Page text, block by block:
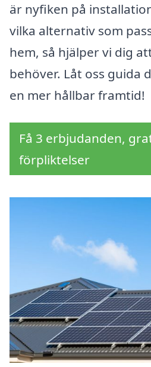
är nyfiken på
vilka alternativ som
hem, så hjälper vi dig
behöver. Låt oss guida
en mer hållbar framtid!
Få 3 erbjudanden,
förpliktelser